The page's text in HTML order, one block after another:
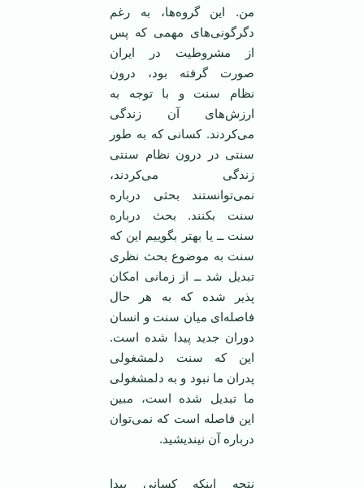
من. این گروه‌ها، به رغم
دگرگونی‌های مهمی که پس
از مشروطیت در ایران
صورت گرفته بود، درون
نظام سنت و با توجه به
ارزش‌های آن زندگی
می‌کردند. کسانی که به طور
سنتی در درون نظام سنتی
زندگی می‌کردند،
نمی‌توانستند بحثی درباره
سنت بکنند. بحث درباره
سنت ــ یا بهتر بگوییم این که
سنت به موضوع بحث نظری
تبدیل شد ــ از زمانی امکان
پذیر شده که به هر حال
فاصله‌ای میان سنت و انسان
دوران جدید پیدا شده است.
این که سنت دلمشغولی
پدران ما نبود و به دلمشغولی
ما تبدیل شده است، مبین
این فاصله است که نمی‌توان
درباره آن نیندیشید.
نتجه اینکه کسانی پیدا